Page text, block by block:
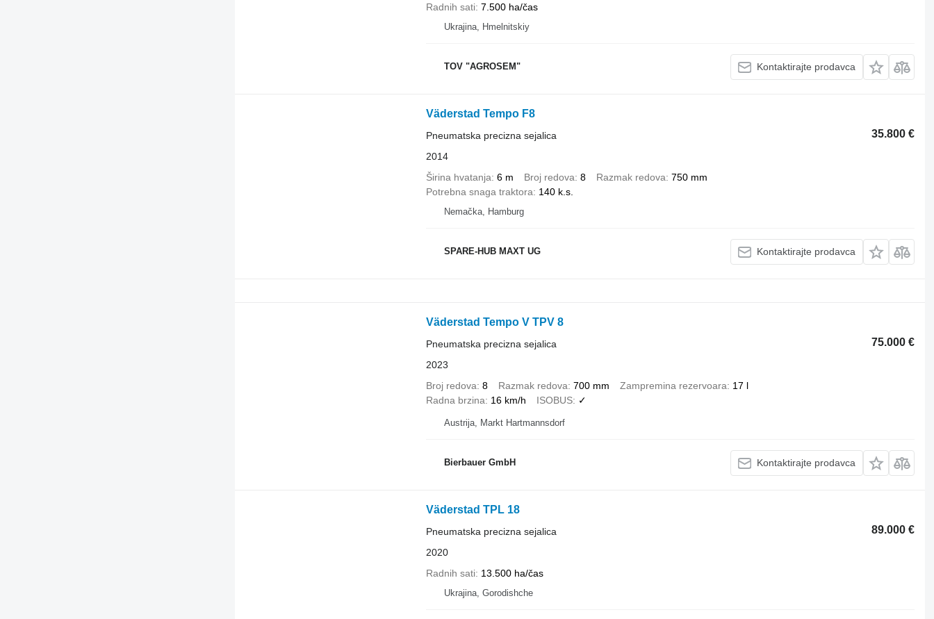
Radnih sati 7.500 ha/čas
Ukrajina, Hmelnitskiy
TOV "AGROSEM" Kontaktirajte prodavca
Väderstad Tempo F8
35.800 €
Pneumatska precizna sejalica
2014
Širina hvatanja 6 m Broj redova 8 Razmak redova 750 mm
Potrebna snaga traktora
140 k.s.
Nemačka, Hamburg
SPARE-HUB MAXT UG Kontaktirajte prodavca
Väderstad Tempo V TPV 8
75.000 €
Pneumatska precizna sejalica
2023
Broj redova 8 Razmak redova 700 mm Zampremina rezervoara
17 l
Radna brzina
16 km/h ISOBUS ✓
Austrija, Markt Hartmannsdorf
Bierbauer GmbH Kontaktirajte prodavca
Väderstad TPL 18
89.000 €
Pneumatska precizna sejalica
2020
Radnih sati 13.500 ha/čas
Ukrajina, Gorodishche